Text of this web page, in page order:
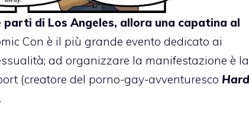
di Los Angeles, allora una capatina al
Con è il più grande evento dedicato ai
ad organizzare la manifestazione è la
(creatore del porno-gay-avventuresco Hard